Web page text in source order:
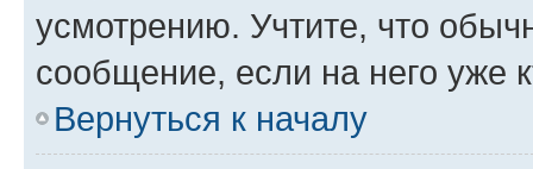
усмотрению. Учтите, что
сообщение, если на него уже
Вернуться к началу